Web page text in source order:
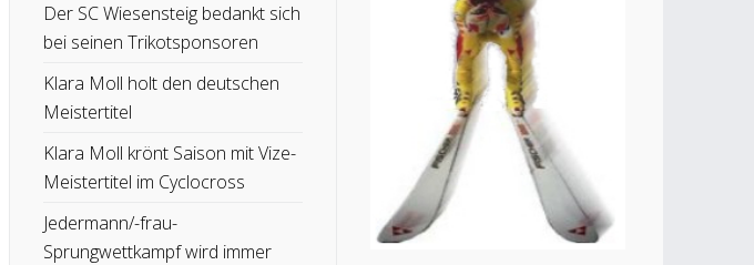
Der SC Wiesensteig bedankt sich
bei seinen Trikotsponsoren
Klara Moll holt den deutschen
Meistertitel
Klara Moll krönt Saison mit Vize-
Meistertitel im Cyclocross
Jedermann/-frau-
Sprungwettkampf wird immer